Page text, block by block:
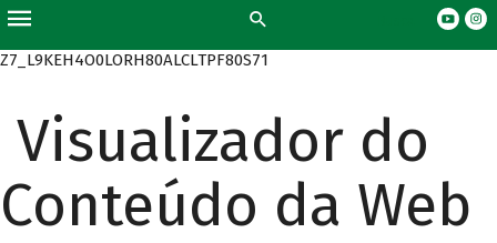
Z7_L9KEH4O0LORH80ALCLTPF80S71
Visualizador do
Conteúdo da Web